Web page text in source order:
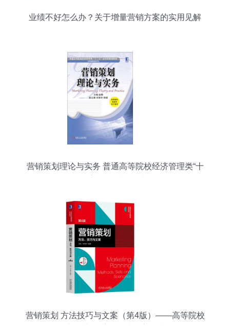
业绩不好怎么办？关于增量营销方案的实用见解
营销策划理论与实务 普通高等院校经济管理类“十
营销策划 方法技巧与文案（第4版）——高等院校